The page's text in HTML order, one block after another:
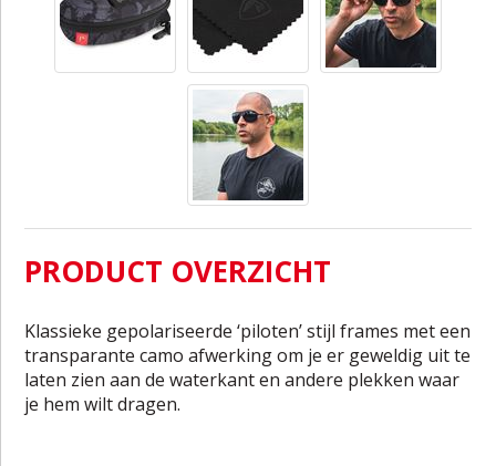
PRODUCT OVERZICHT
Klassieke gepolariseerde ‘piloten’ stijl frames met een
transparante camo afwerking om je er geweldig uit te
laten zien aan de waterkant en andere plekken waar
je hem wilt dragen.